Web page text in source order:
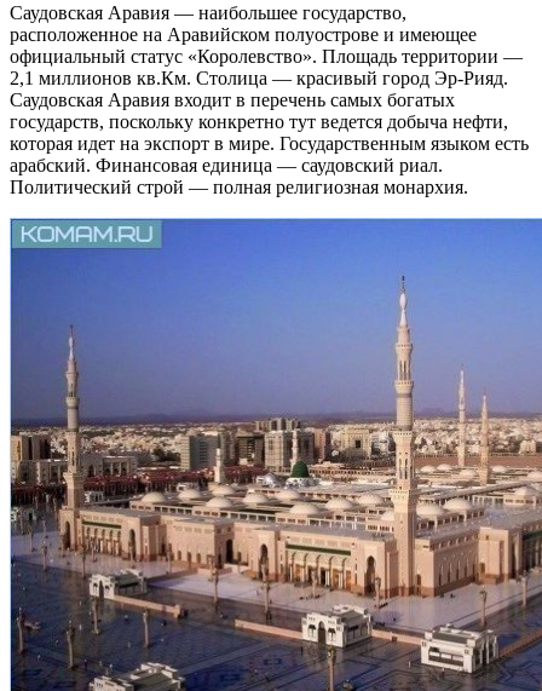
Саудовская Аравия — наибольшее государство,
расположенное на Аравийском полуострове и имеющее
официальный статус «Королевство». Площадь территории —
2,1 миллионов кв.Км. Столица — красивый город Эр-Рияд.
Саудовская Аравия входит в перечень самых богатых
государств, поскольку конкретно тут ведется добыча нефти,
которая идет на экспорт в мире. Государственным языком есть
арабский. Финансовая единица — саудовский риал.
Политический строй — полная религиозная монархия.